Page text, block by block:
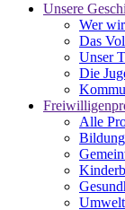
Unsere
Wer
Das
Unser
Die
Alle
Bildung
Umwelt